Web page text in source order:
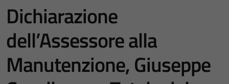
Dichiarazione
dell’Assessore alla
Manutenzione, Giuseppe